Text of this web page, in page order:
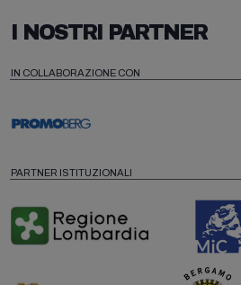
I NOSTRI PARTNER
IN COLLABORAZIONE CON
PARTNER ISTITUZIONALI